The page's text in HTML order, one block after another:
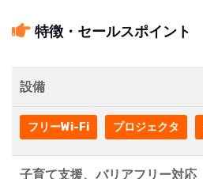
特徴・セールスポイント
設備
フリーWi-Fi プロジェクタ
子育て支援、バリアフリー対応